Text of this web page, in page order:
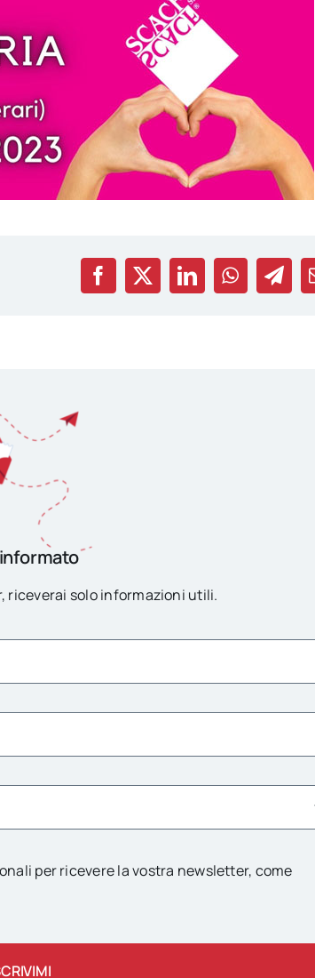
riceverai solo informazioni utili.
per ricevere la vostra newsletter, come